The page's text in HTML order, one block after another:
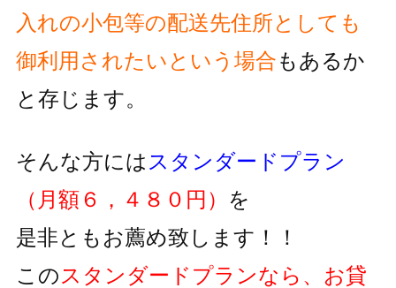
入れの小包等の配送先住所としても
御利用されたいという 場合もあるか
と存じます。
そんな方には スタンダードプラン
（月額６，４８０円） を
是非ともお薦め致します！！
この スタンダードプランなら、お貸